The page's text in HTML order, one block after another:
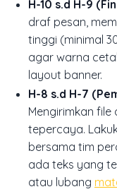
H-10 s.d H-9
draf pesan,
tinggi (minimal
agar warna
layout banner.
H-8 s.d H-7
Mengirimkan
tepercaya.
bersama tim
ada teks yang
atau lubang